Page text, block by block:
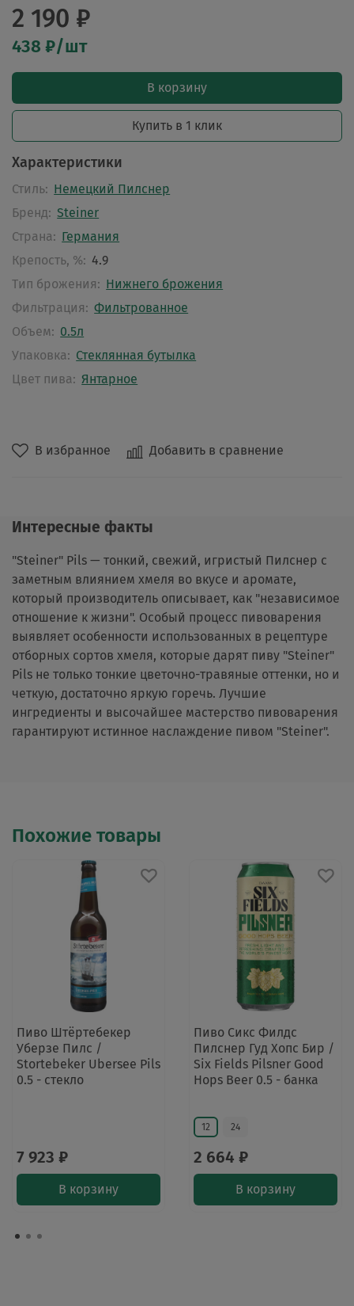
В избранное Добавить в сравнение
2 190 ₽
438 ₽/шт
В корзину
Купить в 1 клик
Характеристики
Стиль: Немецкий Пилснер
Бренд: Steiner
Страна: Германия
Крепость, %: 4.9
Тип брожения: Нижнего брожения
Фильтрация: Фильтрованное
Объем: 0.5л
Упаковка: Стеклянная бутылка
Цвет пива: Янтарное
Интересные факты
"Steiner" Pils — тонкий, свежий, игристый Пилснер с
заметным влиянием хмеля во вкусе и аромате,
который производитель описывает, как "независимое
отношение к жизни". Особый процесс пивоварения
выявляет особенности использованных в рецептуре
отборных сортов хмеля, которые дарят пиву "Steiner"
Pils не только тонкие цветочно-травяные оттенки, но и
четкую, достаточно яркую горечь. Лучшие
ингредиенты и высочайшее мастерство пивоварения
гарантируют истинное наслаждение пивом "Steiner".
Похожие товары
Пиво Штёртебекер
Уберзе Пилс /
Stortebeker Ubersee Pils
0.5 - стекло
7 923 ₽
В корзину
Пиво Сикс Филдс
Пилснер Гуд Хопс Бир /
Six Fields Pilsner Good
Hops Beer 0.5 - банка
12 24
2 664 ₽
В корзину